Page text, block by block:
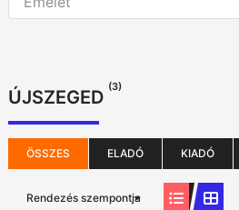
ÚJSZEGED (3)
ÖSSZES ELADÓ KIADÓ
Rendezés szempontja